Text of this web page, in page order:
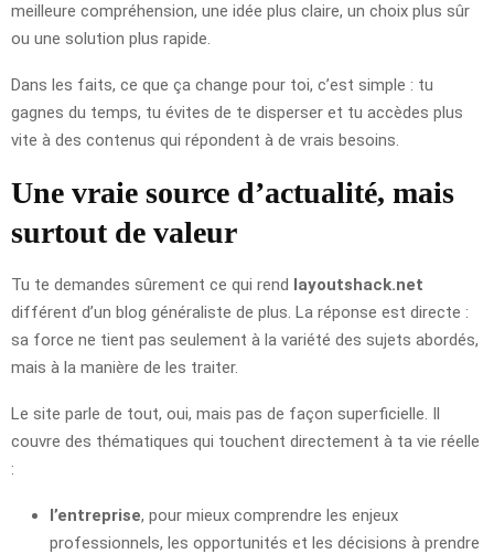
meilleure compréhension, une idée plus claire, un choix plus sûr
ou une solution plus rapide.
Dans les faits, ce que ça change pour toi, c’est simple : tu
gagnes du temps, tu évites de te disperser et tu accèdes plus
vite à des contenus qui répondent à de vrais besoins.
Une vraie source d’actualité, mais
surtout de valeur
Tu te demandes sûrement ce qui rend layoutshack.net
différent d’un blog généraliste de plus. La réponse est directe :
sa force ne tient pas seulement à la variété des sujets abordés,
mais à la manière de les traiter.
Le site parle de tout, oui, mais pas de façon superficielle. Il
couvre des thématiques qui touchent directement à ta vie réelle
:
l’entreprise, pour mieux comprendre les enjeux
professionnels, les opportunités et les décisions à prendre